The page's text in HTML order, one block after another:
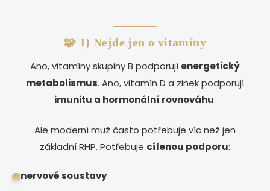
🧩 1) Nejde jen o vitamíny
Ano, vitamíny skupiny B podporují energetický
metabolismus. Ano, vitamín D a zinek podporují
imunitu a hormonální rovnováhu.
Ale moderní muž často potřebuje víc než jen
základní RHP. Potřebuje cílenou podporu:
nervové soustavy